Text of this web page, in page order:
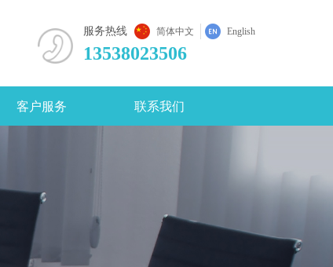
客户服务 联系我们
服务热线
13538023506
简体中文 English